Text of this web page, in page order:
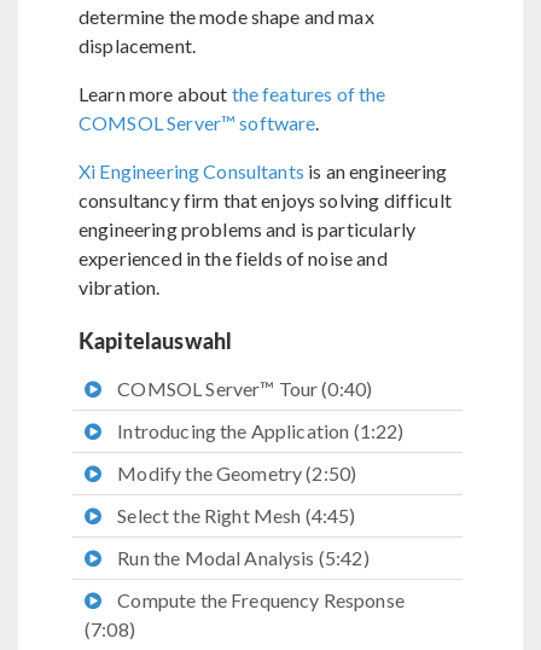
determine the mode shape and max
displacement.
Learn more about the features of the
COMSOL Server™ software.
Xi Engineering Consultants is an engineering
consultancy firm that enjoys solving difficult
engineering problems and is particularly
experienced in the fields of noise and
vibration.
Kapitelauswahl
COMSOL Server™ Tour (0:40)
Introducing the Application (1:22)
Modify the Geometry (2:50)
Select the Right Mesh (4:45)
Run the Modal Analysis (5:42)
Compute the Frequency Response
(7:08)